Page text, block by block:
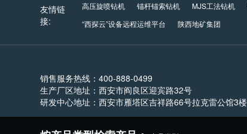
友情链
接:
高压旋喷钻机 锚杆锚索钻机 MJS工法钻机
“西探云”设备远程运维平台
陕西地矿集团
销售服务热线：400-888-0499
生产厂区地址：西安市阎良区迎宾路32号
研发中心地址：西安市雁塔区吉祥路66号拉克雷公馆3楼